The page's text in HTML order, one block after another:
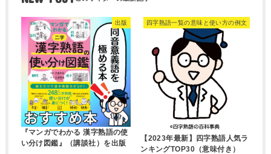
出版
『マンガでわかる 漢字熟語の使
い分け図鑑』（講談社）を出版
四字熟語一覧の意味と使い方の例文
【2023年最新】四字熟語人気ラ
ンキングTOP30（意味付き）